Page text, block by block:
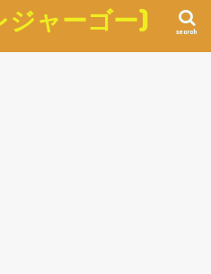
ジャーゴー) search